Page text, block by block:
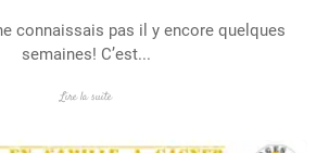
connaissais pas il y encore quelques
semaines! C’est...
Lire la suite